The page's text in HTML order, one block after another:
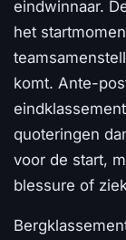
eindwinnaar.
het
komt. Ante-
quoteringen
voor de start,
blessure of